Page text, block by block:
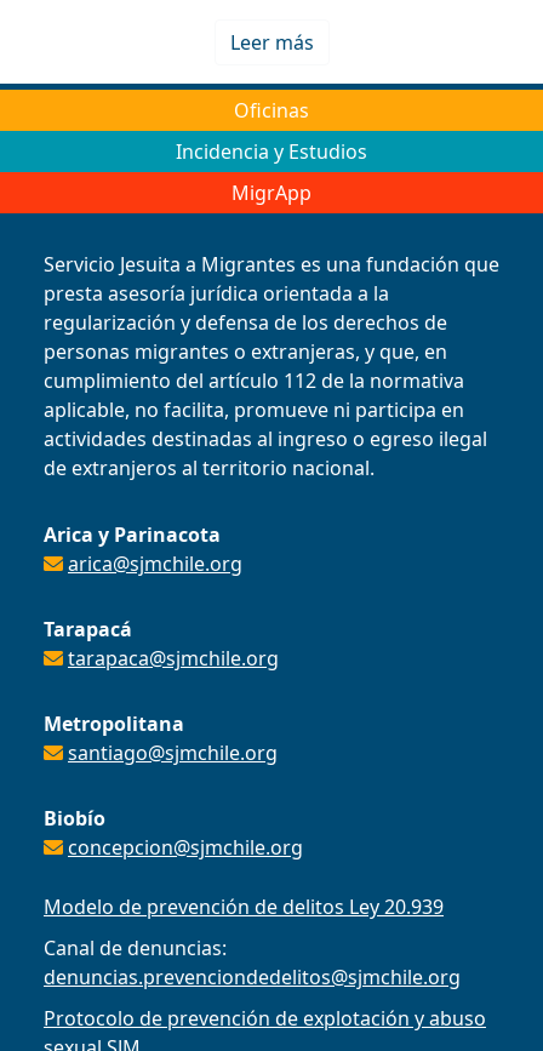
Leer más
Oficinas
Incidencia y Estudios
MigrApp
Servicio Jesuita a Migrantes es una fundación que
presta asesoría jurídica orientada a la
regularización y defensa de los derechos de
personas migrantes o extranjeras, y que, en
cumplimiento del artículo 112 de la normativa
aplicable, no facilita, promueve ni participa en
actividades destinadas al ingreso o egreso ilegal
de extranjeros al territorio nacional.
Arica y Parinacota
arica@sjmchile.org
Tarapacá
tarapaca@sjmchile.org
Metropolitana
santiago@sjmchile.org
Biobío
concepcion@sjmchile.org
Modelo de prevención de delitos Ley 20.939
Canal de denuncias:
denuncias.prevenciondedelitos@sjmchile.org
Protocolo de prevención de explotación y abuso